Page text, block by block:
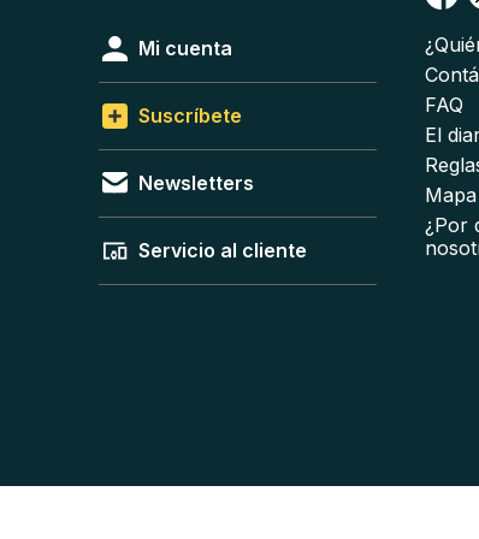
Mi cuenta
Suscríbete
Newsletters
Servicio al cliente
FAQ
El
¿Por